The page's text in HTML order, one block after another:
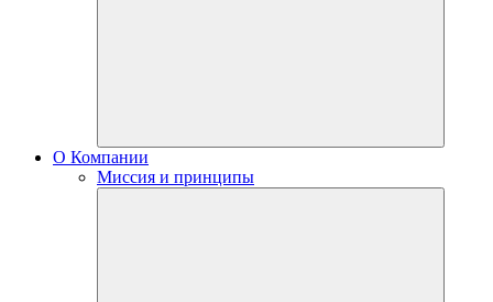
О Компании
Миссия и принципы